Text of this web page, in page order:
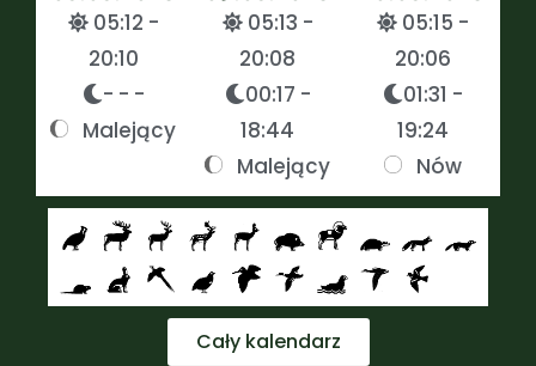
05:12 -
20:10
- - -
Malejący
05:13 -
20:08
00:17 -
18:44
Malejący
05:15 -
20:06
01:31 -
19:24
Nów
Cały kalendarz